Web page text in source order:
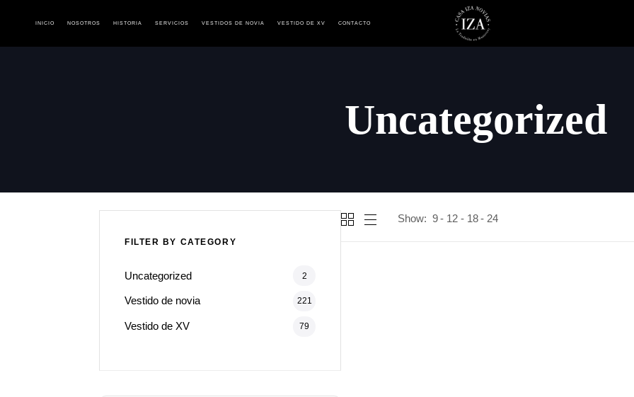
INICIO NOSOTROS HISTORIA SERVICIOS VESTIDOS DE NOVIA VESTIDO DE XV CONTACTO
Uncategorized
Show: 9 12 18 24
FILTER BY CATEGORY
Uncategorized 2
Vestido de novia 221
Vestido de XV 79